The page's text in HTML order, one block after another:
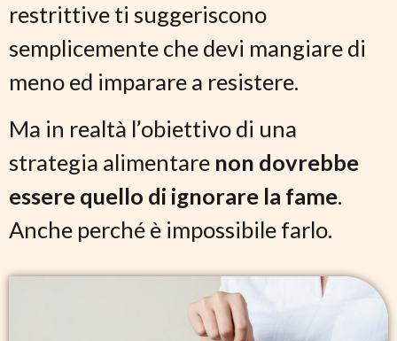
restrittive ti suggeriscono
semplicemente che devi mangiare di
meno ed imparare a resistere.
Ma in realtà l’obiettivo di una
strategia alimentare non dovrebbe
essere quello di ignorare la fame.
Anche perché è impossibile farlo.